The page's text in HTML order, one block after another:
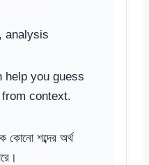
analysis
help you guess
context.
কোনো শব্দের অর্থ